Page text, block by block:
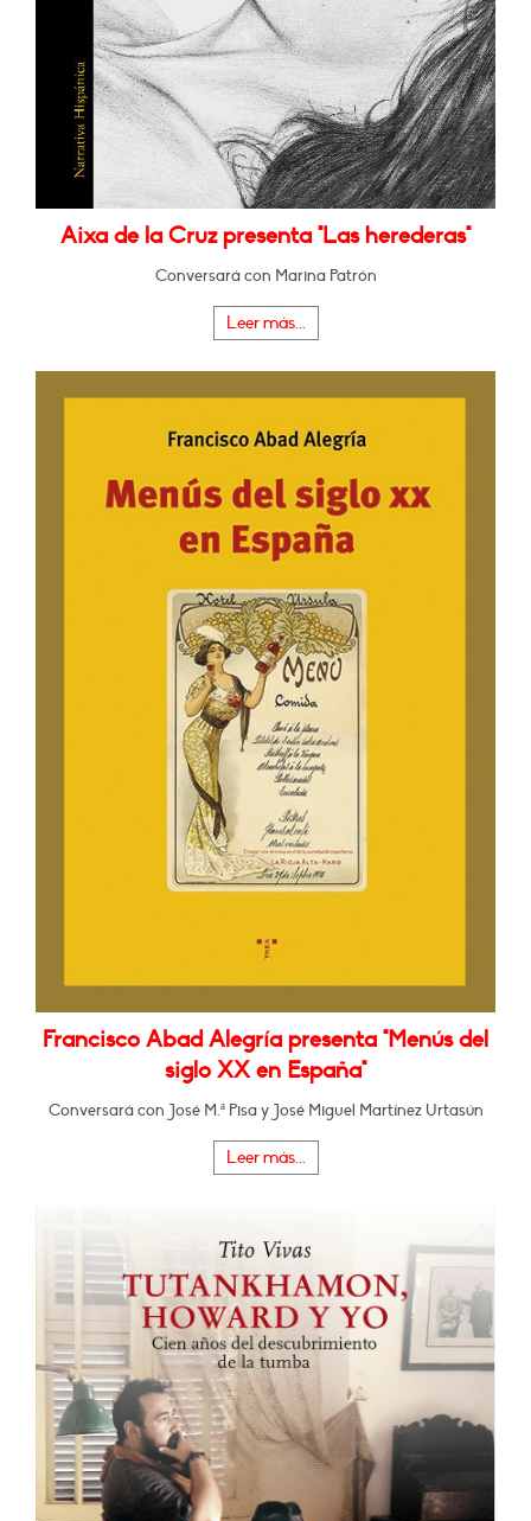
Aixa de la Cruz presenta "Las herederas"
Conversará con Marina Patrón
Leer más...
Francisco Abad Alegría presenta "Menús del
siglo XX en España"
Conversará con José M.ª Pisa y José Miguel Martínez Urtasún
Leer más...